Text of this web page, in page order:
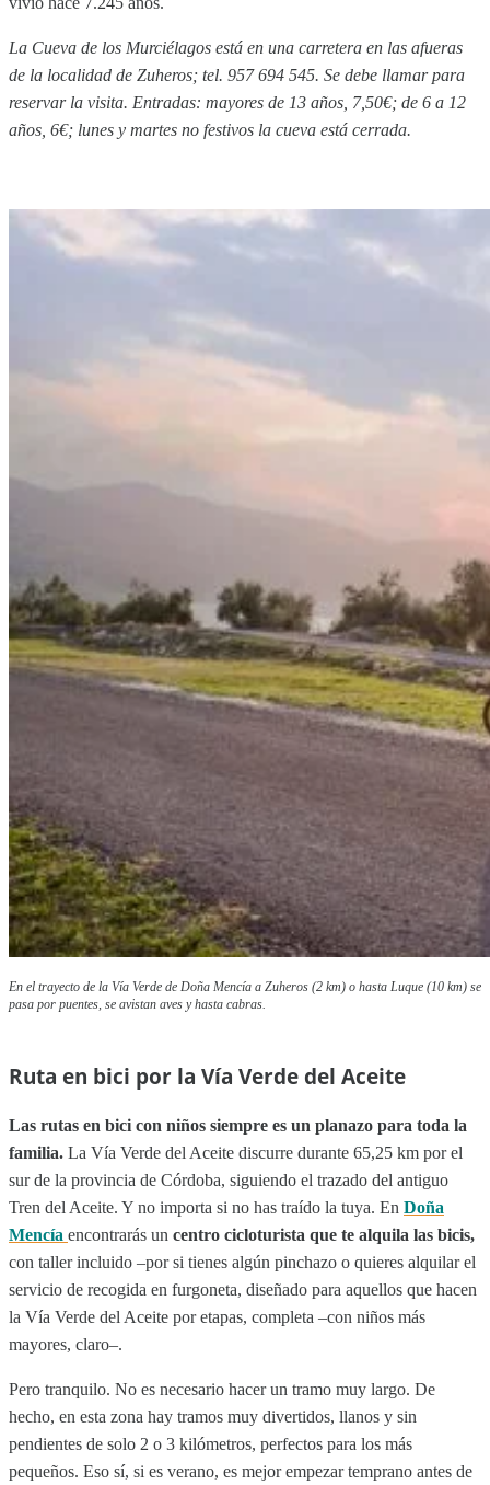
La Cueva de los Murciélagos está en una carretera en las afueras
de la localidad de Zuheros; tel. 957 694 545. Se debe llamar para
reservar la visita. Entradas: mayores de 13 años, 7,50€; de 6 a 12
años, 6€; lunes y martes no festivos la cueva está cerrada.
En el trayecto de la Vía Verde de Doña Mencía a Zuheros (2 km) o hasta Luque (10 km) se
pasa por puentes, se avistan aves y hasta cabras.
Ruta en bici por la Vía Verde del Aceite
Las rutas en bici con niños siempre es un planazo para toda la
familia. La Vía Verde del Aceite discurre durante 65,25 km por el
sur de la provincia de Córdoba, siguiendo el trazado del antiguo
Tren del Aceite. Y no importa si no has traído la tuya. En Doña
Mencía encontrarás un centro cicloturista que te alquila las bicis,
con taller incluido –por si tienes algún pinchazo o quieres alquilar el
servicio de recogida en furgoneta, diseñado para aquellos que hacen
la Vía Verde del Aceite por etapas, completa –con niños más
mayores, claro–.
Pero tranquilo. No es necesario hacer un tramo muy largo. De
hecho, en esta zona hay tramos muy divertidos, llanos y sin
pendientes de solo 2 o 3 kilómetros, perfectos para los más
pequeños. Eso sí, si es verano, es mejor empezar temprano antes de